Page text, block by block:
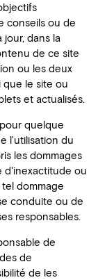
conseils ou de
dans la
de ce site
ou les deux
que le site ou
et actualisés.
quelque
l'utilisation du
les dommages
d'inexactitude ou
dommage
conduite ou de
responsables.
de
de
de les